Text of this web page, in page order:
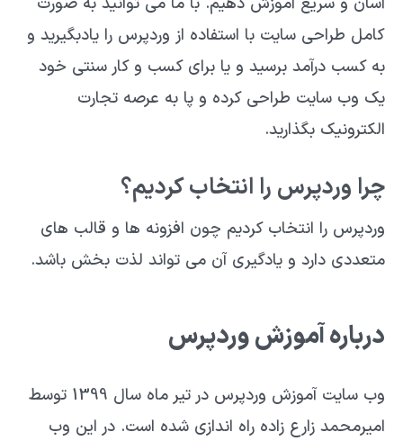
کامل طراحی سایت با استفاده از وردپرس را یادبگیرید و
به کسب درآمد برسید و یا برای کسب و کار سنتی خود
یک وب سایت طراحی کرده و پا به عرصه تجارت
الکترونیک بگذارید.
چرا وردپرس را انتخاب کردیم؟
وردپرس را انتخاب کردیم چون افزونه ها و قالب های
متعددی دارد و یادگیری آن می تواند لذت بخش باشد.
درباره آموزش وردپرس
وب سایت آموزش وردپرس در تیر ماه سال 1399 توسط
امیرمحمد زارع زاده راه اندازی شده است. در این وب